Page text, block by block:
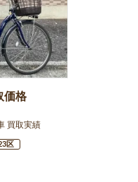
価格
買取実績
区